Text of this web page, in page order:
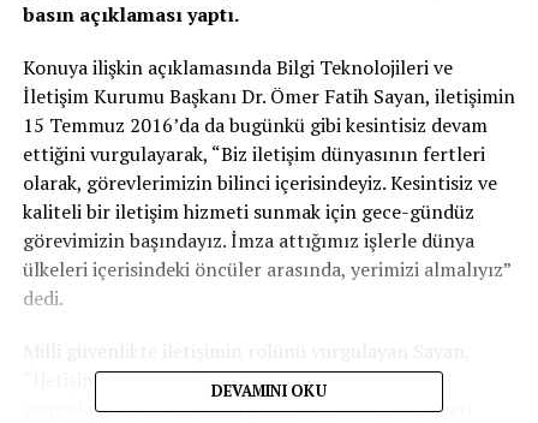
basın açıklaması yaptı.
Konuya ilişkin açıklamasında Bilgi Teknolojileri ve
İletişim Kurumu Başkanı Dr. Ömer Fatih Sayan, iletişimin
15 Temmuz 2016’da da bugünkü gibi kesintisiz devam
ettiğini vurgulayarak, “Biz iletişim dünyasının fertleri
olarak, görevlerimizin bilinci içerisindeyiz. Kesintisiz ve
kaliteli bir iletişim hizmeti sunmak için gece-gündüz
görevimizin başındayız. İmza attığımız işlerle dünya
ülkeleri içerisindeki öncüler arasında, yerimizi almalıyız”
dedi.
“İletişimin, ekonomik ve sosyal refaha katkısının
yanında ülkelerin milli güvenliği açısından da hayati
DEVAMINI OKU